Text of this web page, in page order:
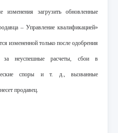
загрузить обновленные
– Управление квалификацией»
измененной только после одобрения
за неуспешные расчеты, сбои в
споры и т. д., вызванные
продавец.